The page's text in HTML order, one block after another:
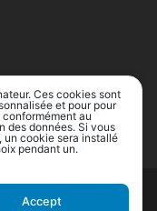
Ces cookies sont
et pour pour
au
des données. Si vous
un cookie sera installé
pendant un.
Accept